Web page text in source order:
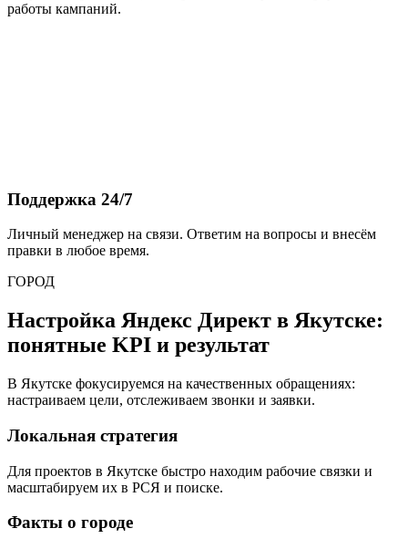
работы кампаний.
Поддержка 24/7
Личный менеджер на связи. Ответим на вопросы и внесём
правки в любое время.
ГОРОД
Настройка Яндекс Директ в Якутске:
понятные KPI и результат
В Якутске фокусируемся на качественных обращениях:
настраиваем цели, отслеживаем звонки и заявки.
Локальная стратегия
Для проектов в Якутске быстро находим рабочие связки и
масштабируем их в РСЯ и поиске.
Факты о городе